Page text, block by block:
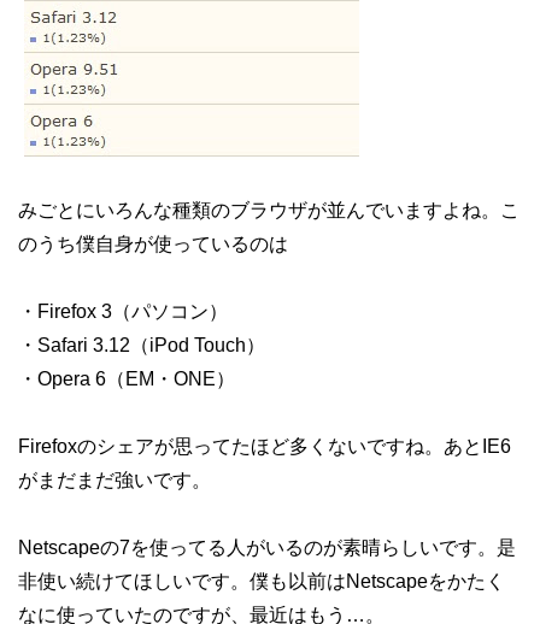
みごとにいろんな種類のブラウザが並んでいますよね。こ
のうち僕自身が使っているのは
・Firefox 3（パソコン）
・Safari 3.12（iPod Touch）
・Opera 6（EM・ONE）
Firefoxのシェアが思ってたほど多くないですね。あとIE6
がまだまだ強いです。
Netscapeの7を使ってる人がいるのが素晴らしいです。是
非使い続けてほしいです。僕も以前はNetscapeをかたく
なに使っていたのですが、最近はもう…。